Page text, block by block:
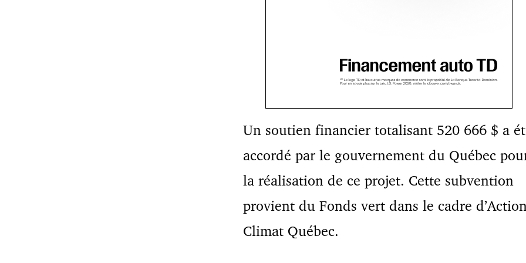
Un soutien financier totalisant 520 666 $ a
accordé par le gouvernement du Québec
la réalisation de ce projet. Cette subvention
provient du Fonds vert dans le cadre
Climat Québec.